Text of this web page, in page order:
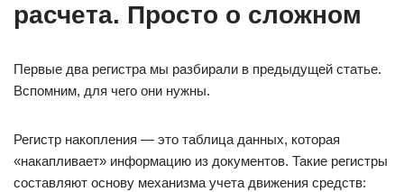
расчета. Просто о сложном
Первые два регистра мы разбирали в предыдущей статье.
Вспомним, для чего они нужны.
Регистр накопления — это таблица данных, которая
«накапливает» информацию из документов. Такие регистры
составляют основу механизма учета движения средств: